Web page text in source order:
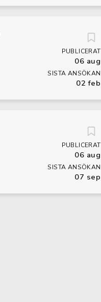
PUBLICERAT
06 aug
SISTA ANSÖKAN
02 feb
PUBLICERAT
06 aug
SISTA ANSÖKAN
07 sep